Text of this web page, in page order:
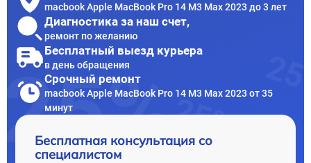
macbook Apple MacBook Pro 14 M3 Max 2023 до 3 лет
Диагностика за наш счет,
ремонт по желанию
Бесплатный выезд курьера
в день обращения
Срочный ремонт
macbook Apple MacBook Pro 14 M3 Max 2023 от 35
минут
Бесплатная консультация со
специалистом